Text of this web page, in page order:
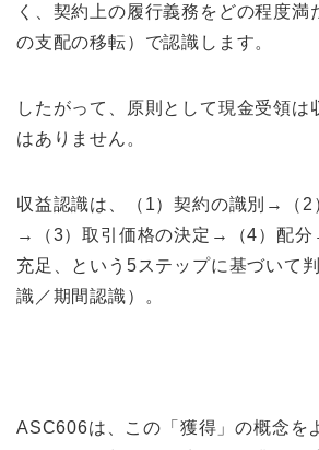
く、契約上の履行義務をどの程度満
の支配の移転）で認識します。
したがって、原則として現金受領は
はありません。
収益認識は、（1）契約の識別→（2
→（3）取引価格の決定→（4）配
充足、という5ステップに基づいて
識／期間認識）。
ASC606は、この「獲得」の概念を